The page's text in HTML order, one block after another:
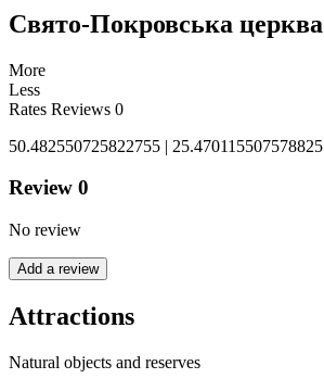
Свято-Покровська церква
More
Less
Rates Reviews 0
50.482550725822755 | 25.470115507578825
Review 0
No review
Add a review
Attractions
Natural objects and reserves